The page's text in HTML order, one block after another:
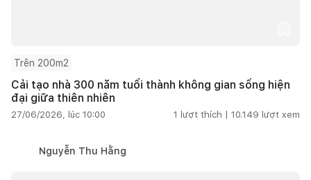
Trên 200m2
Cải tạo nhà 300 năm tuổi thành không gian sống hiện
đại giữa thiên nhiên
27/06/2026, lúc 10:00 1 lượt thích | 10.149 lượt xem
Nguyễn Thu Hằng